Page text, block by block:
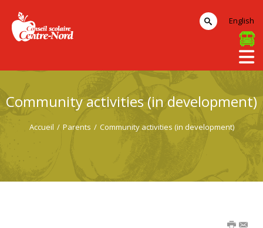
Community activities (in development)
Accueil / Parents / Community activities (in development)
English